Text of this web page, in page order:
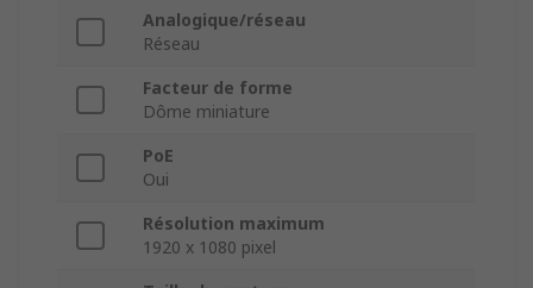
Analogique/réseau
Réseau
Facteur de forme
Dôme miniature
PoE
Oui
Résolution maximum
1920 x 1080 pixel